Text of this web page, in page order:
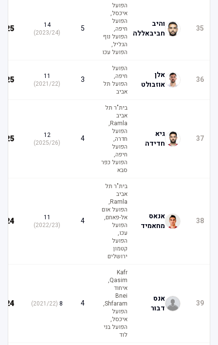
35
והיב
חביבאללה
הפועל
איכסל,
הפועל
חיפה,
הפועל נוף
הגליל,
הפועל עכו
14
2023/24
)
25
36
אלן
אוזבולט
הפועל
חיפה,
הפועל תל
אביב
2021/22
)
25
37
גיא
חדידה
בית"ר תל
אביב
Ramla,
הפועל
חדרה,
הפועל
חיפה,
הפועל כפר
סבא
12
2025/26
)
25
38
אנאס
מחאמיד
בית"ר תל
אביב
Ramla,
הפועל אום
אל-פאחם,
הפועל
עכו,
הפועל
קטמון
ירושלים
2022/23
)
24
39
אנס
דבור
Kafr
Qasim,
איחוד
Bnei
Shfaram,
הפועל
איכסל,
הפועל בני
לוד
2021/22
)
24